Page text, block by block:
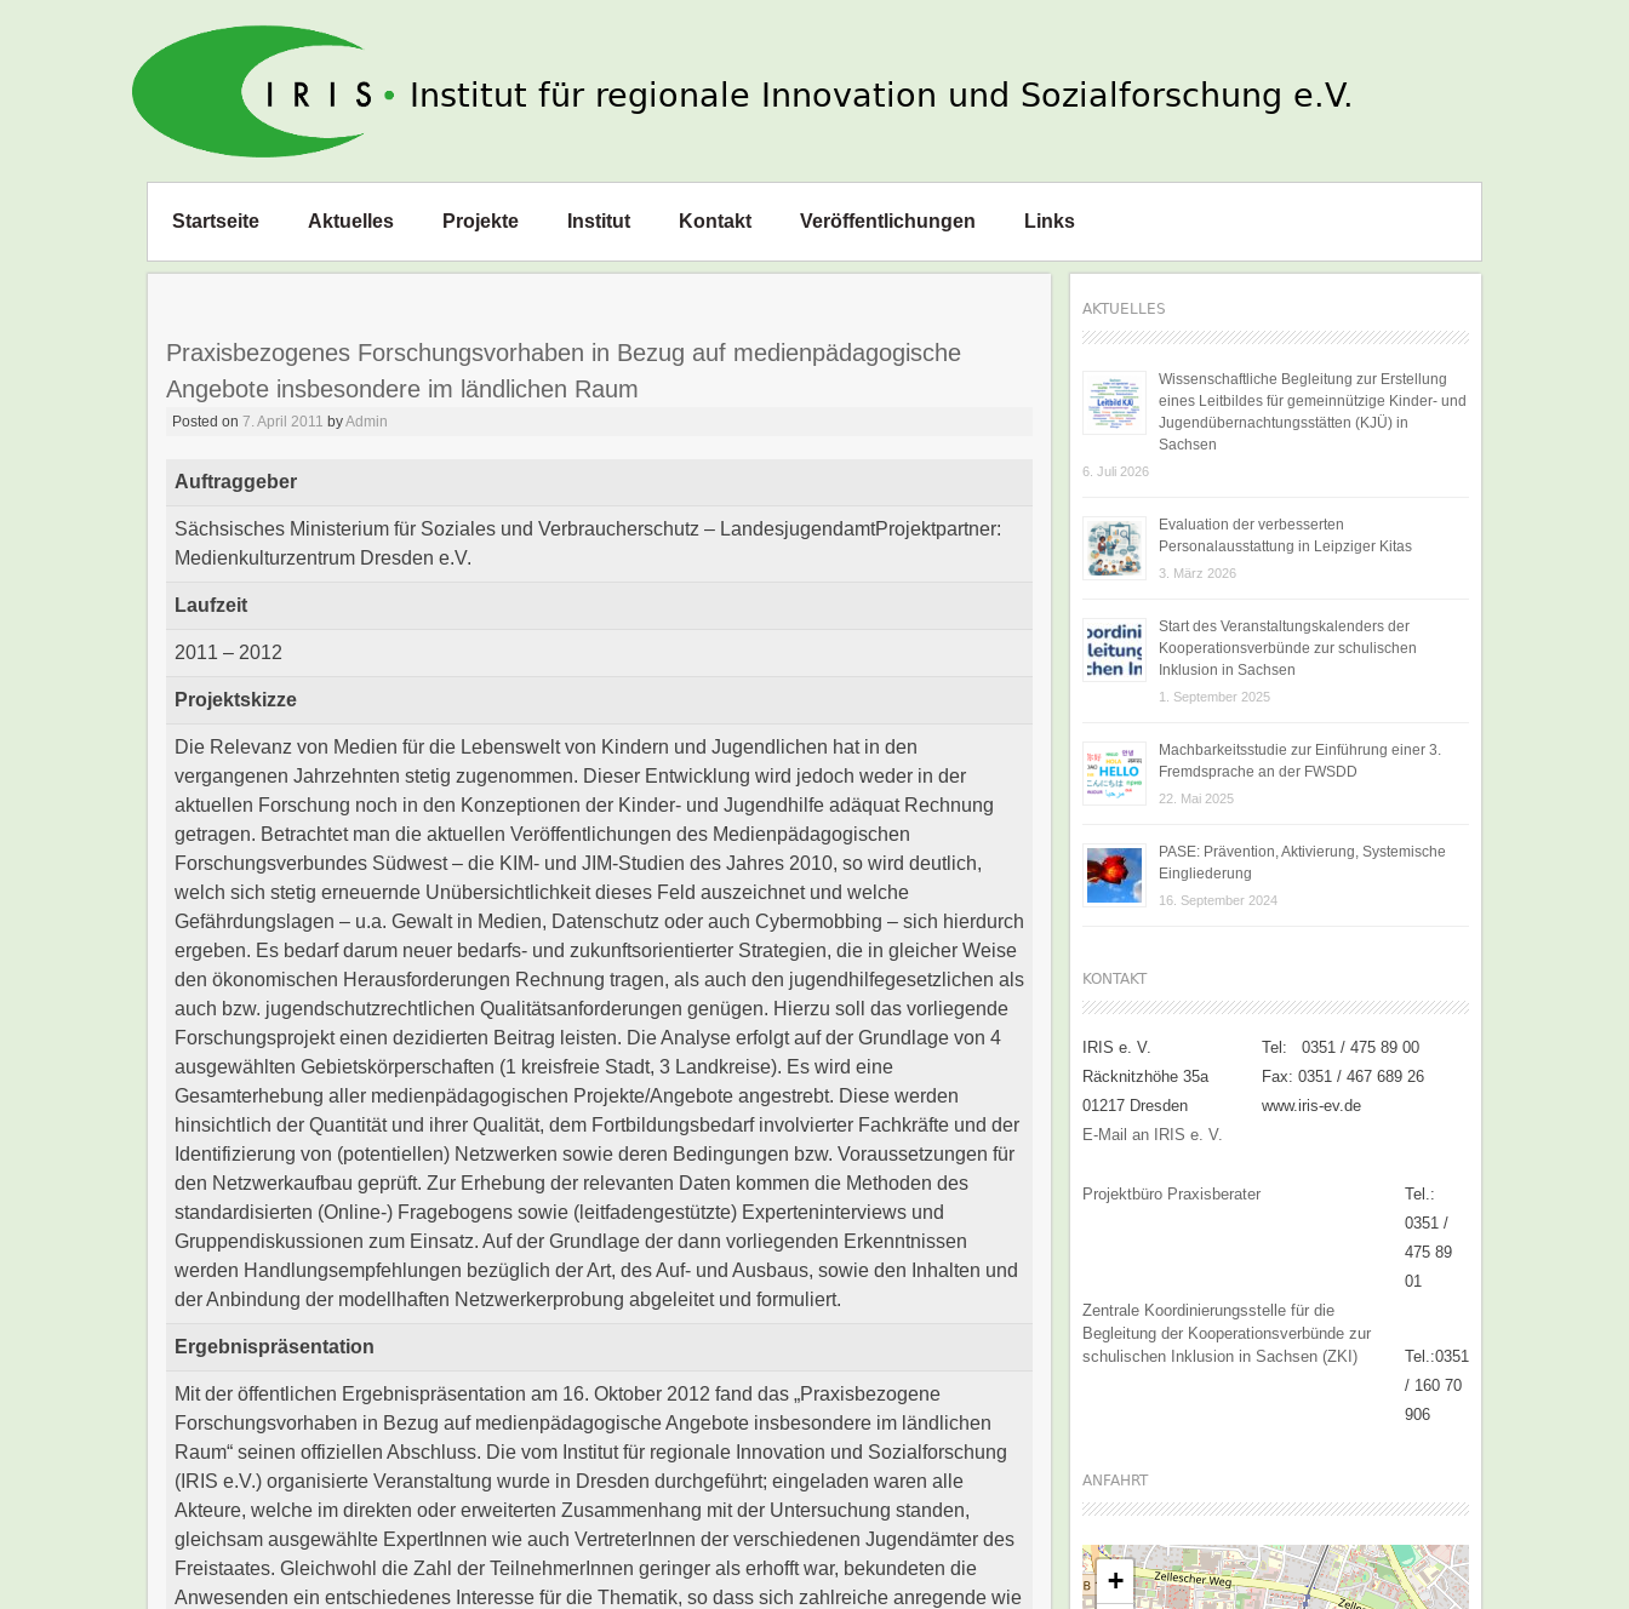
IRIS e. V.
Zum
springen
Startseite Aktuelles Projekte Institut Kontakt Veröffentlichungen Links
Praxisbezogenes Forschungsvorhaben in Bezug auf medienpädagogische
Angebote insbesondere im ländlichen Raum
Posted on 7. April 2011 byAdmin
Auftraggeber
Sächsisches Ministerium für Soziales und Verbraucherschutz – LandesjugendamtProjektpartner:
Medienkulturzentrum Dresden e.V.
Laufzeit
2011 – 2012
Projektskizze
Die Relevanz von Medien für die Lebenswelt von Kindern und Jugendlichen hat in den
vergangenen Jahrzehnten stetig zugenommen. Dieser Entwicklung wird jedoch weder in der
aktuellen Forschung noch in den Konzeptionen der Kinder- und Jugendhilfe adäquat Rechnung
getragen. Betrachtet man die aktuellen Veröffentlichungen des Medienpädagogischen
Forschungsverbundes Südwest – die KIM- und JIM-Studien des Jahres 2010, so wird deutlich,
welch sich stetig erneuernde Unübersichtlichkeit dieses Feld auszeichnet und welche
Gefährdungslagen – u.a. Gewalt in Medien, Datenschutz oder auch Cybermobbing – sich hierdurch
ergeben. Es bedarf darum neuer bedarfs- und zukunftsorientierter Strategien, die in gleicher Weise
den ökonomischen Herausforderungen Rechnung tragen, als auch den jugendhilfegesetzlichen als
auch bzw. jugendschutzrechtlichen Qualitätsanforderungen genügen. Hierzu soll das vorliegende
Forschungsprojekt einen dezidierten Beitrag leisten. Die Analyse erfolgt auf der Grundlage von 4
ausgewählten Gebietskörperschaften (1 kreisfreie Stadt, 3 Landkreise). Es wird eine
Gesamterhebung aller medienpädagogischen Projekte/Angebote angestrebt. Diese werden
hinsichtlich der Quantität und ihrer Qualität, dem Fortbildungsbedarf involvierter Fachkräfte und der
Identifizierung von (potentiellen) Netzwerken sowie deren Bedingungen bzw. Voraussetzungen für
den Netzwerkaufbau geprüft. Zur Erhebung der relevanten Daten kommen die Methoden des
standardisierten (Online-) Fragebogens sowie (leitfadengestützte) Experteninterviews und
Gruppendiskussionen zum Einsatz. Auf der Grundlage der dann vorliegenden Erkenntnissen
werden Handlungsempfehlungen bezüglich der Art, des Auf- und Ausbaus, sowie den Inhalten und
der Anbindung der modellhaften Netzwerkerprobung abgeleitet und formuliert.
Ergebnispräsentation
Mit der öffentlichen Ergebnispräsentation am 16. Oktober 2012 fand das „Praxisbezogene
Forschungsvorhaben in Bezug auf medienpädagogische Angebote insbesondere im ländlichen
Raum“ seinen offiziellen Abschluss. Die vom Institut für regionale Innovation und Sozialforschung
(IRIS e.V.) organisierte Veranstaltung wurde in Dresden durchgeführt; eingeladen waren alle
Akteure, welche im direkten oder erweiterten Zusammenhang mit der Untersuchung standen,
gleichsam ausgewählte ExpertInnen wie auch VertreterInnen der verschiedenen Jugendämter des
Freistaates. Gleichwohl die Zahl der TeilnehmerInnen geringer als erhofft war, bekundeten die
Anwesenden ein entschiedenes Interesse für die Thematik, so dass sich zahlreiche anregende wie
AKTUELLES
Wissenschaftliche Begleitung zur Erstellung
eines Leitbildes für gemeinnützige Kinder- und
Jugendübernachtungsstätten (KJÜ) in
Sachsen
6. Juli 2026
Evaluation der verbesserten
Personalausstattung in Leipziger Kitas
3. März 2026
Start des Veranstaltungskalenders der
Kooperationsverbünde zur schulischen
Inklusion in Sachsen
1. September 2025
Machbarkeitsstudie zur Einführung einer 3.
Fremdsprache an der FWSDD
22. Mai 2025
PASE: Prävention, Aktivierung, Systemische
Eingliederung
16. September 2024
KONTAKT
IRIS e. V.
Tel: 0351 / 475 89 00
Räcknitzhöhe 35a
Fax: 0351 / 467 689 26
01217 Dresden
www.iris-ev.de
E-Mail an IRIS e. V.
Projektbüro Praxisberater
Tel.:
0351 /
475 89
01
Zentrale Koordinierungsstelle für die
Begleitung der Kooperationsverbünde zur
schulischen Inklusion in Sachsen (ZKI)
Tel.:0351
/ 160 70
906
ANFAHRT
+